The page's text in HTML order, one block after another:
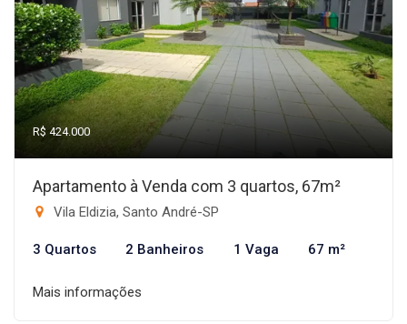
R$ 424.000
Apartamento à Venda com 3 quartos, 67m²
Vila Eldizia, Santo André-SP
3 Quartos 2 Banheiros 1 Vaga 67 m²
Mais informações